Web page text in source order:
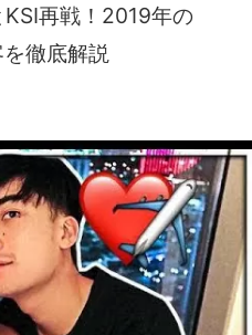
再戦！2019年の
徹底解説